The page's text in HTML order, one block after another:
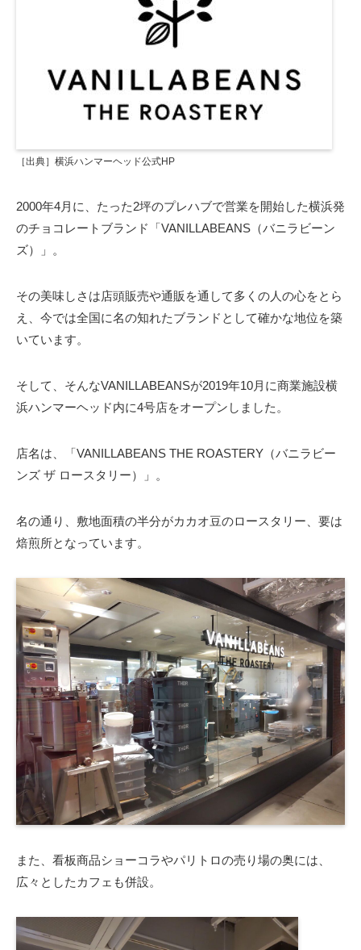
［出典］横浜ハンマーヘッド公式HP
2000年4月に、たった2坪のプレハブで営業を開始した横浜発
のチョコレートブランド「VANILLABEANS（バニラビーン
ズ）」。
その美味しさは店頭販売や通販を通して多くの人の心をとら
え、今では全国に名の知れたブランドとして確かな地位を築
いています。
そして、そんなVANILLABEANSが2019年10月に商業施設横
浜ハンマーヘッド内に4号店をオープンしました。
店名は、「VANILLABEANS THE ROASTERY（バニラビー
ンズ ザ ロースタリー）」。
名の通り、敷地面積の半分がカカオ豆のロースタリー、要は
焙煎所となっています。
また、看板商品ショーコラやパリトロの売り場の奥には、
広々としたカフェも併設。